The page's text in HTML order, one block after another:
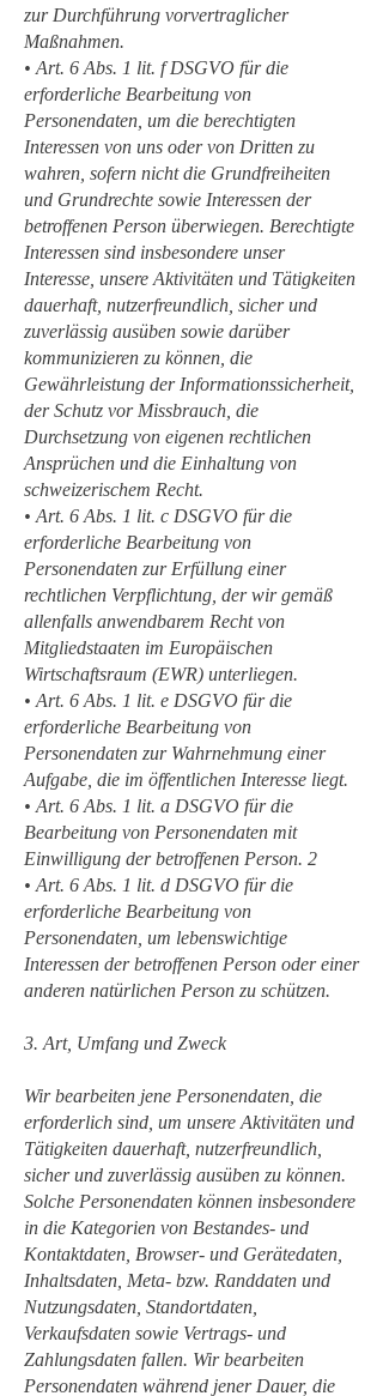
zur Durchführung vorvertraglicher
Maßnahmen.
• Art. 6 Abs. 1 lit. f DSGVO für die
erforderliche Bearbeitung von
Personendaten, um die berechtigten
Interessen von uns oder von Dritten zu
wahren, sofern nicht die Grundfreiheiten
und Grundrechte sowie Interessen der
betroffenen Person überwiegen. Berechtigte
Interessen sind insbesondere unser
Interesse, unsere Aktivitäten und Tätigkeiten
dauerhaft, nutzerfreundlich, sicher und
zuverlässig ausüben sowie darüber
kommunizieren zu können, die
Gewährleistung der Informationssicherheit,
der Schutz vor Missbrauch, die
Durchsetzung von eigenen rechtlichen
Ansprüchen und die Einhaltung von
schweizerischem Recht.
• Art. 6 Abs. 1 lit. c DSGVO für die
erforderliche Bearbeitung von
Personendaten zur Erfüllung einer
rechtlichen Verpflichtung, der wir gemäß
allenfalls anwendbarem Recht von
Mitgliedstaaten im Europäischen
Wirtschaftsraum (EWR) unterliegen.
• Art. 6 Abs. 1 lit. e DSGVO für die
erforderliche Bearbeitung von
Personendaten zur Wahrnehmung einer
Aufgabe, die im öffentlichen Interesse liegt.
• Art. 6 Abs. 1 lit. a DSGVO für die
Bearbeitung von Personendaten mit
Einwilligung der betroffenen Person. 2
• Art. 6 Abs. 1 lit. d DSGVO für die
erforderliche Bearbeitung von
Personendaten, um lebenswichtige
Interessen der betroffenen Person oder einer
anderen natürlichen Person zu schützen.
3. Art, Umfang und Zweck
Wir bearbeiten jene Personendaten, die
erforderlich sind, um unsere Aktivitäten und
Tätigkeiten dauerhaft, nutzerfreundlich,
sicher und zuverlässig ausüben zu können.
Solche Personendaten können insbesondere
in die Kategorien von Bestandes- und
Kontaktdaten, Browser- und Gerätedaten,
Inhaltsdaten, Meta- bzw. Randdaten und
Nutzungsdaten, Standortdaten,
Verkaufsdaten sowie Vertrags- und
Zahlungsdaten fallen. Wir bearbeiten
Personendaten während jener Dauer, die